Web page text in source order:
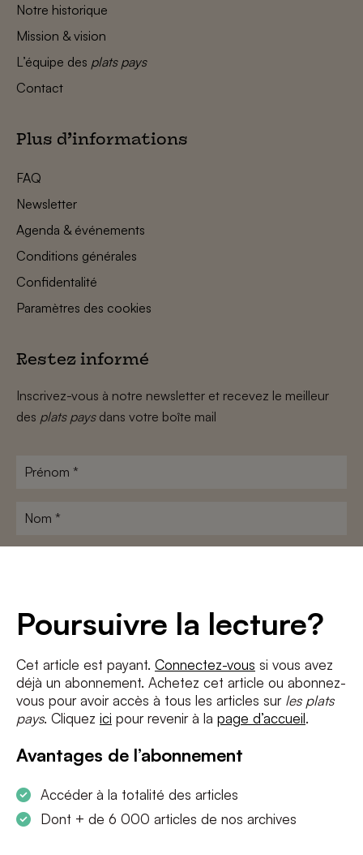
Poursuivre la lecture?
Cet article est payant. Connectez-vous si vous avez
déjà un abonnement. Achetez cet article ou abonnez-
vous pour avoir accès à tous les articles sur les plats
pays. Cliquez ici pour revenir à la page d’accueil.
Avantages de l’abonnement
Accéder à la totalité des articles
Dont + de 6 000 articles de nos archives
Notre historique
Mission & vision
L’équipe des plats pays
Contact
Plus d’informations
FAQ
Newsletter
Agenda & événements
Conditions générales
Confidentalité
Paramètres des cookies
Restez informé
Inscrivez-vous à notre newsletter et recevez le meilleur
des plats paysdans votre boîte mail
Prénom
Nom
J'accepte les termes et conditions etla politique de confidentialité
S'INSCRIRE